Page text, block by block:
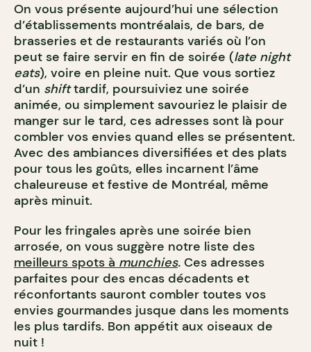
On vous présente aujourd’hui une sélection
d’établissements montréalais, de bars, de
brasseries et de restaurants variés où l’on
peut se faire servir en fin de soirée (late night
eats), voire en pleine nuit. Que vous sortiez
d’un shifttardif, poursuiviez une soirée
animée, ou simplement savouriez le plaisir de
manger sur le tard, ces adresses sont là pour
combler vos envies quand elles se présentent.
Avec des ambiances diversifiées et des plats
pour tous les goûts, elles incarnent l’âme
chaleureuse et festive de Montréal, même
après minuit.
Pour les fringales après une soirée bien
arrosée, on vous suggère notre liste des
meilleurs spots à munchies. Ces adresses
parfaites pour des encas décadents et
réconfortants sauront combler toutes vos
envies gourmandes jusque dans les moments
les plus tardifs. Bon appétit aux oiseaux de
nuit !